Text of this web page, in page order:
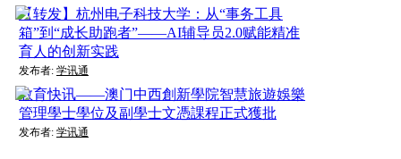
【转发】杭州电子科技大学：从“事务工具
箱”到“成长助跑者”——AI辅导员2.0赋能精准
育人的创新实践
发布者: 学讯通
教育快讯——澳门中西創新學院智慧旅遊娛樂
管理學士學位及副學士文憑課程正式獲批
发布者: 学讯通